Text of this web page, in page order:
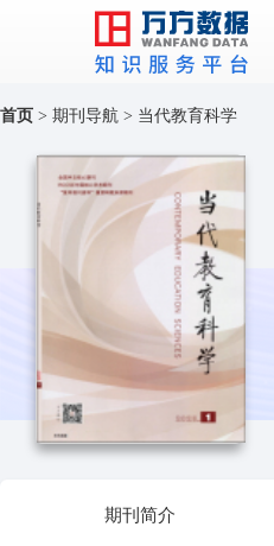
首页 > 期刊导航 > 当代教育科学
期刊简介